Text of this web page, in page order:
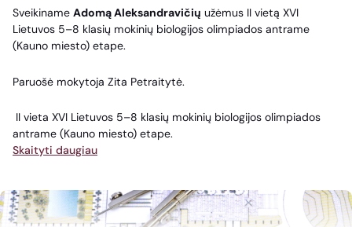
Sveikiname Adomą Aleksandravičių užėmus II vietą XVI
Lietuvos 5–8 klasių mokinių biologijos olimpiados antrame
(Kauno miesto) etape.
Paruošė mokytoja Zita Petraitytė.
II vieta XVI Lietuvos 5–8 klasių mokinių biologijos olimpiados
antrame (Kauno miesto) etape.
Skaityti daugiau